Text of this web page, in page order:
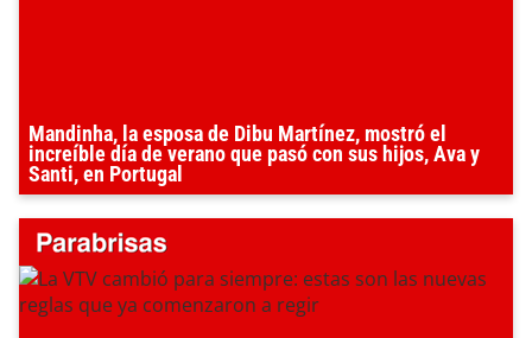
Mandinha, la esposa de Dibu Martínez, mostró el
increíble día de verano que pasó con sus hijos, Ava y
Santi, en Portugal